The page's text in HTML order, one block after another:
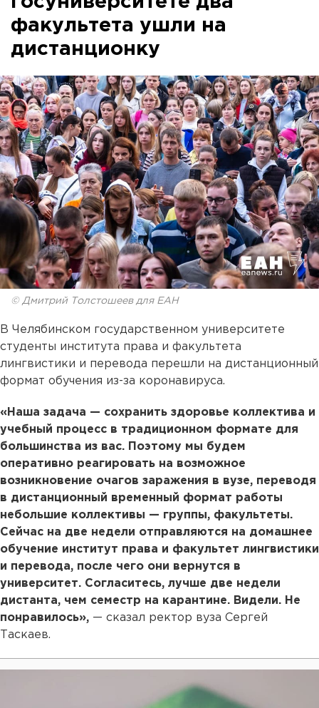
факультета ушли на
дистанционку
© Дмитрий Толстошеев для ЕАН
В Челябинском государственном университете
студенты института права и факультета
лингвистики и перевода перешли на дистанционный
формат обучения из-за коронавируса.
«Наша задача — сохранить здоровье коллектива и
учебный процесс в традиционном формате для
большинства из вас. Поэтому мы будем
оперативно реагировать на возможное
возникновение очагов заражения в вузе, переводя
в дистанционный временный формат работы
небольшие коллективы — группы, факультеты.
Сейчас на две недели отправляются на домашнее
обучение институт права и факультет лингвистики
и перевода, после чего они вернутся в
университет. Согласитесь, лучше две недели
дистанта, чем семестр на карантине. Видели. Не
понравилось», — сказал ректор вуза Сергей
Таскаев.